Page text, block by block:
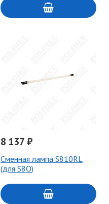
8 137 ₽
Сменная лампа S810RL
(для S8Q)